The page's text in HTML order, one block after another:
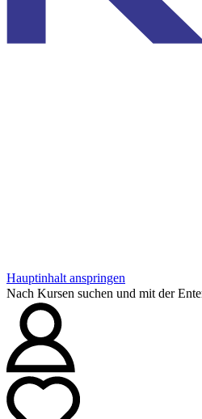
Hauptinhalt anspringen
Nach Kursen suchen und mit der